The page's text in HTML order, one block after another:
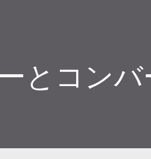
とコン